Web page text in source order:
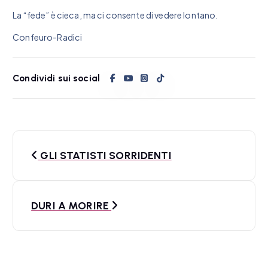
La “fede” è cieca, ma ci consente di vedere lontano.
Confeuro-Radici
Condividi sui social
GLI STATISTI SORRIDENTI
DURI A MORIRE